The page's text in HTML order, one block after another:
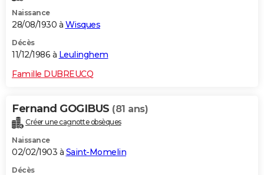
Naissance
28/08/1930 à Wisques
Décès
11/12/1986 à Leulinghem
Famille DUBREUCQ
Fernand GOGIBUS (81 ans)
Créer une cagnotte obsèques
Naissance
02/02/1903 à Saint-Momelin
Décès